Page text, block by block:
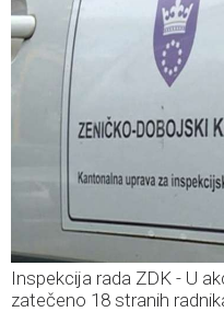
Inspekcija rada ZDK - U
zatečeno 18 stranih